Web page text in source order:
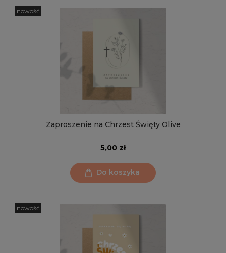
Zaproszenie na Chrzest Święty Olive
5,00 zł
Do koszyka
nowość
nowość